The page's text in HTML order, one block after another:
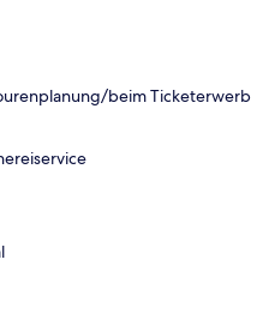
beim Ticketerwerb